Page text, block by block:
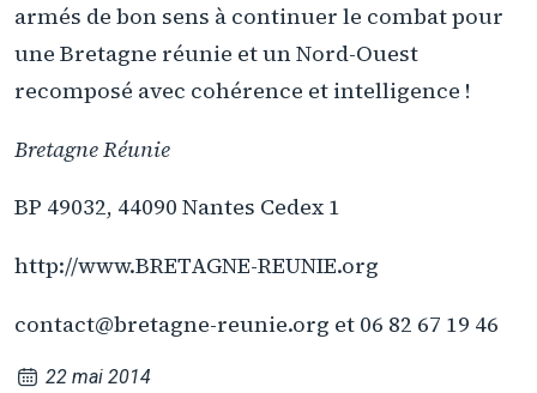
armés de bon sens à continuer le combat pour
une Bretagne réunie et un Nord-Ouest
recomposé avec cohérence et intelligence !
Bretagne Réunie
BP 49032, 44090 Nantes Cedex 1
http://www.BRETAGNE-REUNIE.org
contact@bretagne-reunie.org et 06 82 67 19 46
22 mai 2014